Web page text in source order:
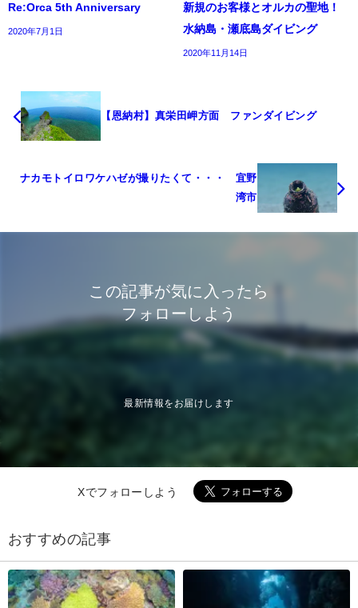
Re:Orca 5th Anniversary
2020年7月1日
新規のお客様とオルカの聖地！
水納島・瀬底島ダイビング
2020年11月14日
【恩納村】真栄田岬方面 ファンダイビング
ナカモトイロワケハゼが撮りたくて・・・ 宜野
湾市
この記事が気に入ったら
フォローしよう
最新情報をお届けします
Xでフォローしよう
おすすめの記事